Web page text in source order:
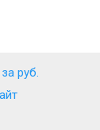
руб.